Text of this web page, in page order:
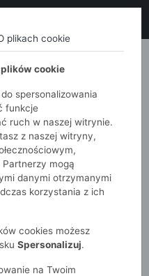
i efektem sprania
plikach cookie
cookie
spersonalizowania
funkcje
ruch w naszej witrynie.
z naszej witryny,
mogą
danymi otrzymanymi
korzystania z ich
cookies możesz
Spersonalizuj.
na Twoim